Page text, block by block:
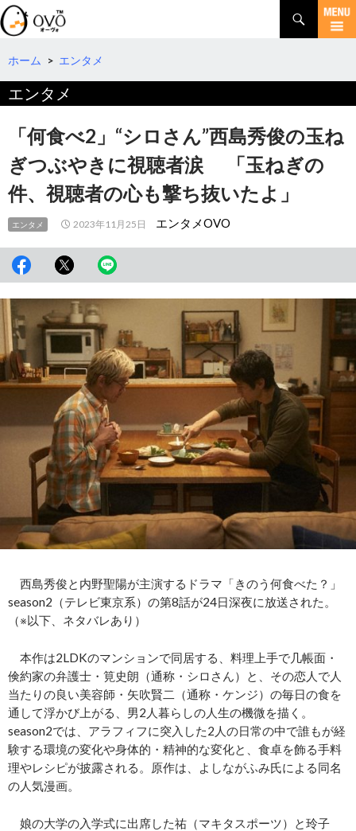
検
索
コ
テ
へ
ホーム > エンタメ
エンタメ
「何食べ2」“シロさん”西島秀俊の玉ね
ぎつぶやきに視聴者涙 「玉ねぎの
件、視聴者の心も撃ち抜いたよ」
エンタメ 2023年11月25日 エンタメOVO
西島秀俊と内野聖陽が主演するドラマ「きのう何食べた？」
season2（テレビ東京系）の第8話が24日深夜に放送された。
（※以下、ネタバレあり）
本作は2LDKのマンションで同居する、料理上手で几帳面・
倹約家の弁護士・筧史朗（通称・シロさん）と、その恋人で人
当たりの良い美容師・矢吹賢二（通称・ケンジ）の毎日の食を
通して浮かび上がる、男2人暮らしの人生の機微を描く。
season2では、アラフィフに突入した2人の日常の中で誰もが経
験する環境の変化や身体的・精神的な変化と、食卓を飾る手料
理やレシピが披露される。原作は、よしながふみ氏による同名
の人気漫画。
娘の大学の入学式に出席した祐（マキタスポーツ）と玲子